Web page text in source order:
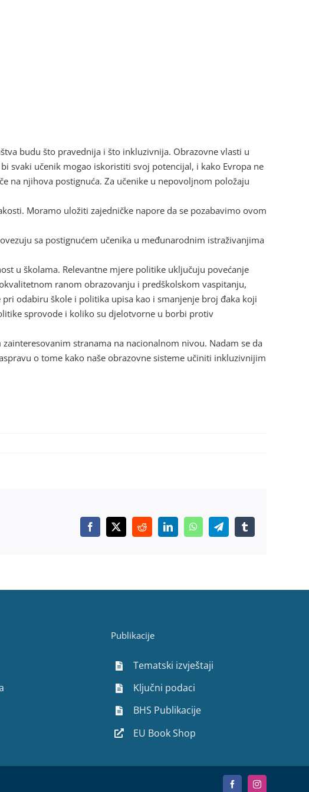
budu što pravednija i što inkluzivnija. Obrazovne vlasti u
svaki učenik mogao iskoristiti svoj potencijal, i kako Evropa ne
na njihova postignuća. Za učenike u nepovoljnom položaju
Moramo uložiti zajedničke napore da se pozabavimo ovom
sa postignućem učenika u međunarodnim istraživanjima
u školama. Relevantne mjere politike uključuju povećanje
ranom obrazovanju i predškolskom vaspitanju,
odabiru škole i politika upisa kao i smanjenje broj đaka koji
sprovode i koliko su djelotvorne u borbi protiv
stranama na nacionalnom nivou. Nadam se da
o tome kako naše obrazovne sisteme učiniti inkluzivnijim
Facebook
X RedditLinkedInWhatsAppTelegramTumblr
Publikacije
Tematski izvještaji
Ključni podaci
BHS Publikacije
EU Book Shop